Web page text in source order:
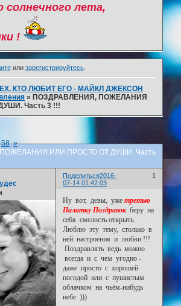
солнечного лета,
!
или зарегистрируйтесь.
КТО ЛЮБИТ ЕГО - МАЙКЛ ДЖЕКСОН
»ПОЗДРАВЛЕНИЯ, ПОЖЕЛАНИЯ
Часть 3 !!!
ИЛИ ПРОСТО ОТ ДУШИ. Часть
58 »
Поделиться 1
2016-
07-14 01:42:03
Ну вот, девы, ужетретью
Палатку Поздравокберу на
себя смелость открыть.
Люблю эту тему, столько в
ней настроения и любви !!!
Поздравлять ведь можно
всегда и с чем угодно -
даже просто с хорошей
погодой или с пушистым
облачком на чьём-нибудь
небе )))